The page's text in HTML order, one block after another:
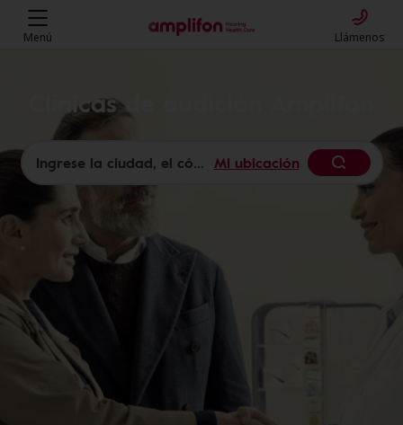
Menú Llámenos
Clínicas de audición Amplifon
Mi ubicación